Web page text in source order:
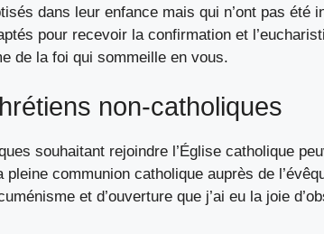
dans leur enfance mais qui n’ont pas été
pour recevoir la confirmation et
de la foi qui sommeille en vous.
non-catholiques
souhaitant rejoindre l’Église catholique
pleine communion catholique auprès de
et d’ouverture que j’ai eu la joie